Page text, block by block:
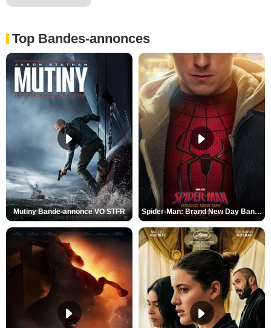
Top Bandes-annonces
Mutiny Bande-annonce VO STFR Spider-Man: Brand New Day Bande-annonce VO STFR